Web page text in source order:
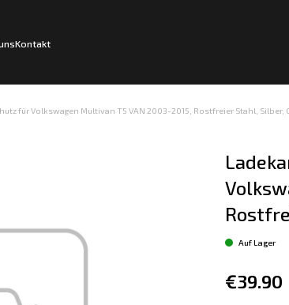
Kontakt
für Volkswagen Multivan T5 VAN 2003-2015, Rostfreier Stahl, Silber,
Auf Lager
€39.90